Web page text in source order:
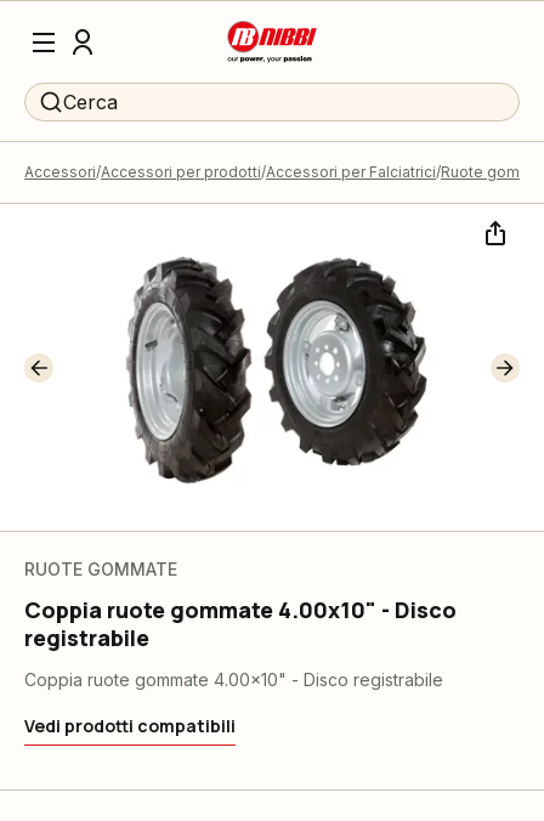
Cerca
Accessori Accessori per prodotti Accessori per Falciatrici Ruote
RUOTE GOMMATE
Coppia ruote gommate 4.00x10" - Disco
registrabile
Coppia ruote gommate 4.00x10" - Disco registrabile
Vedi prodotti compatibili